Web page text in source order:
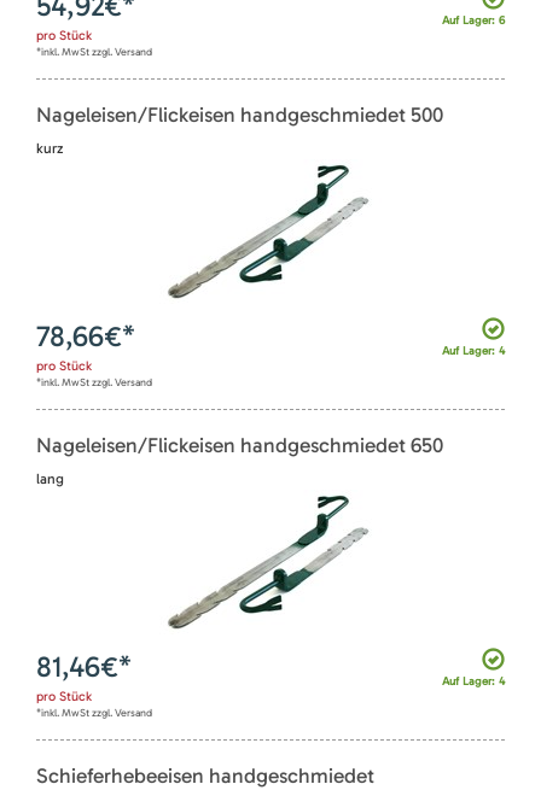
Auf Lager: 6
pro Stück
*inkl. MwSt zzgl. Versand
Nageleisen/Flickeisen handgeschmiedet 500
kurz
Auf Lager: 4
78,66€*
pro Stück
*inkl. MwSt zzgl. Versand
Nageleisen/Flickeisen handgeschmiedet 650
lang
Auf Lager: 4
81,46€*
pro Stück
*inkl. MwSt zzgl. Versand
Schieferhebeeisen handgeschmiedet